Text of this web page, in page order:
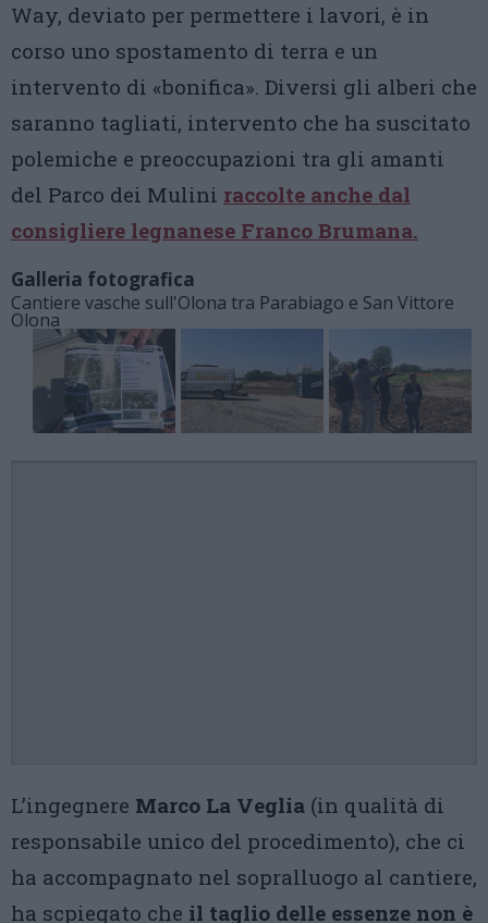
Way, deviato per permettere i lavori, è in
corso uno spostamento di terra e un
intervento di «bonifica». Diversi gli alberi che
saranno tagliati, intervento che ha suscitato
polemiche e preoccupazioni tra gli amanti
del Parco dei Mulini raccolte anche dal
consigliere legnanese Franco Brumana.
Galleria fotografica
Cantiere vasche sull'Olona tra Parabiago e San Vittore
Olona
L’ingegnere Marco La Veglia (in qualità di
responsabile unico del procedimento), che ci
ha accompagnato nel sopralluogo al cantiere,
ha scpiegato che il taglio delle essenze non è